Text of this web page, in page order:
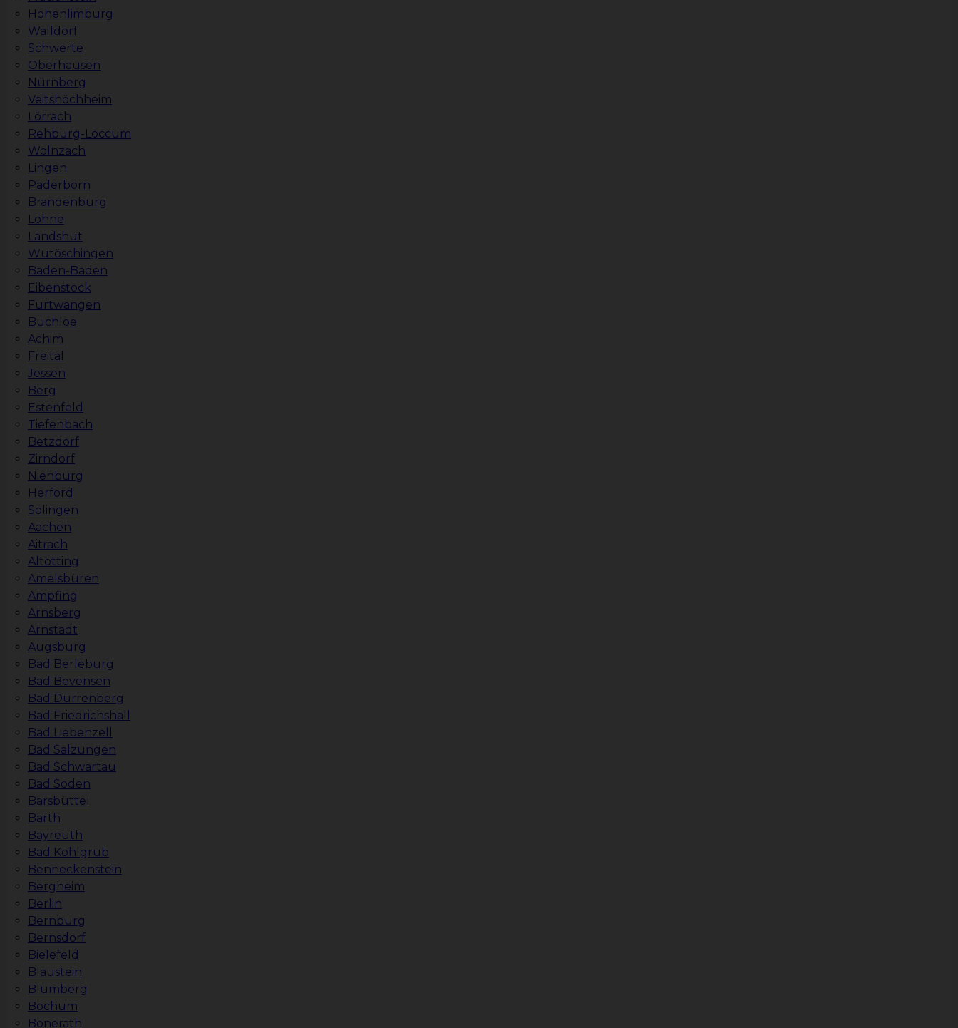
Hohenlimburg
Walldorf
Schwerte
Oberhausen
Nürnberg
Veitshöchheim
Lörrach
Rehburg-Loccum
Wolnzach
Lingen
Paderborn
Brandenburg
Lohne
Landshut
Wutöschingen
Baden-Baden
Eibenstock
Furtwangen
Buchloe
Achim
Freital
Jessen
Berg
Estenfeld
Tiefenbach
Betzdorf
Zirndorf
Nienburg
Herford
Solingen
Aachen
Aitrach
Altötting
Amelsbüren
Ampfing
Arnsberg
Arnstadt
Augsburg
Bad Berleburg
Bad Bevensen
Bad Dürrenberg
Bad Friedrichshall
Bad Liebenzell
Bad Salzungen
Bad Schwartau
Bad Soden
Barsbüttel
Barth
Bayreuth
Bad Kohlgrub
Benneckenstein
Bergheim
Berlin
Bernburg
Bernsdorf
Bielefeld
Blaustein
Blumberg
Bochum
Bonerath